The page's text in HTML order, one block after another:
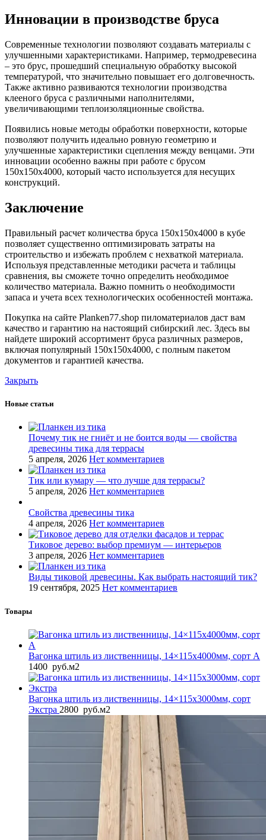
Инновации в производстве бруса
Современные технологии позволяют создавать материалы с
улучшенными характеристиками. Например, термодревесина
– это брус, прошедший специальную обработку высокой
температурой, что значительно повышает его долговечность.
Также активно развиваются технологии производства
клееного бруса с различными наполнителями,
увеличивающими теплоизоляционные свойства.
Появились новые методы обработки поверхности, которые
позволяют получить идеально ровную геометрию и
улучшенные характеристики сцепления между венцами. Эти
инновации особенно важны при работе с брусом
150х150х4000, который часто используется для несущих
конструкций.
Заключение
Правильный расчет количества бруса 150х150х4000 в кубе
позволяет существенно оптимизировать затраты на
строительство и избежать проблем с нехваткой материала.
Используя представленные методики расчета и таблицы
сравнения, вы сможете точно определить необходимое
количество материала. Важно помнить о необходимости
запаса и учета всех технологических особенностей монтажа.
Покупка на сайте Planken77.shop пиломатериалов даст вам
качество и гарантию на настоящий сибирский лес. Здесь вы
найдете широкий ассортимент бруса различных размеров,
включая популярный 150х150х4000, с полным пакетом
документов и гарантией качества.
Закрыть
Новые статьи
Почему тик не гниёт и не боится воды — свойства
древесины тика для террасы
5 апреля, 2026 Нет комментариев
Тик или кумару — что лучше для террасы?
5 апреля, 2026 Нет комментариев
Свойства древесины тика
4 апреля, 2026 Нет комментариев
Тиковое дерево: выбор премиум — интерьеров
3 апреля, 2026 Нет комментариев
Виды тиковой древесины. Как выбрать настоящий тик?
19 сентября, 2025 Нет комментариев
Товары
Вагонка штиль из лиственницы, 14×115x4000мм, сорт A
1400 руб.м2
Вагонка штиль из лиственницы, 14×115x3000мм, сорт
Экстра 2800 руб.м2